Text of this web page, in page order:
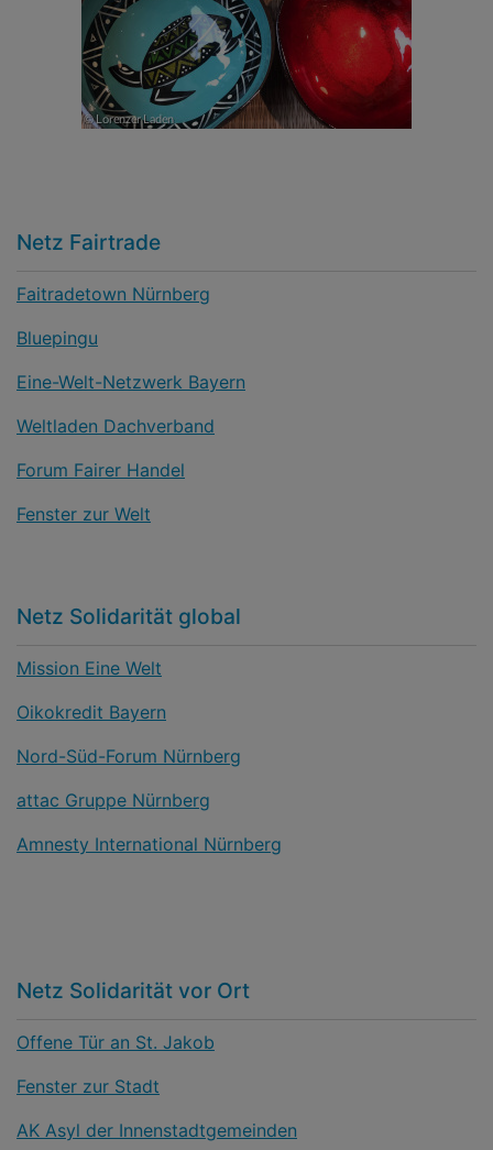
Netz Fairtrade
Faitradetown Nürnberg
Bluepingu
Eine-Welt-Netzwerk Bayern
Weltladen Dachverband
Forum Fairer Handel
Fenster zur Welt
Netz Solidarität global
Mission Eine Welt
Oikokredit Bayern
Nord-Süd-Forum Nürnberg
attac Gruppe Nürnberg
Amnesty International Nürnberg
Netz Solidarität vor Ort
Offene Tür an St. Jakob
Fenster zur Stadt
AK Asyl der Innenstadtgemeinden